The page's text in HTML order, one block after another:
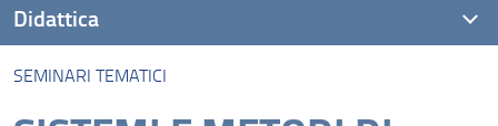
SEMINARI TEMATICI
Didattica
Corsi